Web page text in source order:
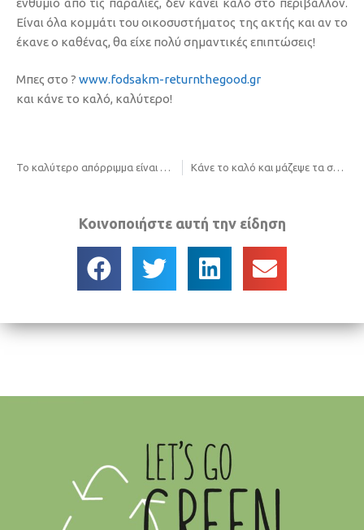
Είναι όλα κομμάτι του οικοσυστήματος της ακτής και αν το
έκανε ο καθένας, θα είχε πολύ σημαντικές επιπτώσεις!
Μπες στο ? www.fodsakm-returnthegood.gr
και κάνε το καλό, καλύτερο!
Κάνε το καλό και μάζεψε τα σκουπίδια από την παραλία!
Κοινοποιήστε αυτή την είδηση